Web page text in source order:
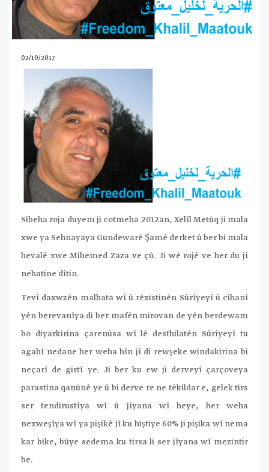
02/10/2017
Sibeha roja duyem ji cotmeha 2012an, Xelîl Metûq ji mala
xwe ya Sehnayaya Gundewarê Şamê derket û ber bi mala
hevalê xwe Mihemed Zaza ve çû. Ji wê rojê ve her du jî
nehatine dîtin.
Tevî daxwzên malbata wî û rêxistinên Sûrîyeyî û cihanî
yên berevanîya di ber mafên mirovan de yên berdewam
bo diyarkirina çarenûsa wî lê desthilatên Sûrîyeyî tu
agahî nedane her weha hîn jî di rewşeke windakirina bi
neçarî de girtî ye. Ji ber ku ew ji derveyî çarçoveya
parastina qanûnê ye û bi derve re ne têkildar e, gelek tirs
ser tendirustîya wî û jîyana wî heye, her weha
nexweşîya wî ya pişikê jî ku hiştiye 60% ji pişika wî nema
kar bike, bûye sedema ku tirsa li ser jîyana wî mezintir
be.